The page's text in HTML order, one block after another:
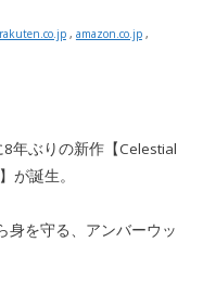
rakuten.co.jp, amazon.co.jp,
8年ぶりの新作【Celestial
が誕生。
を守る、アンバーウッ